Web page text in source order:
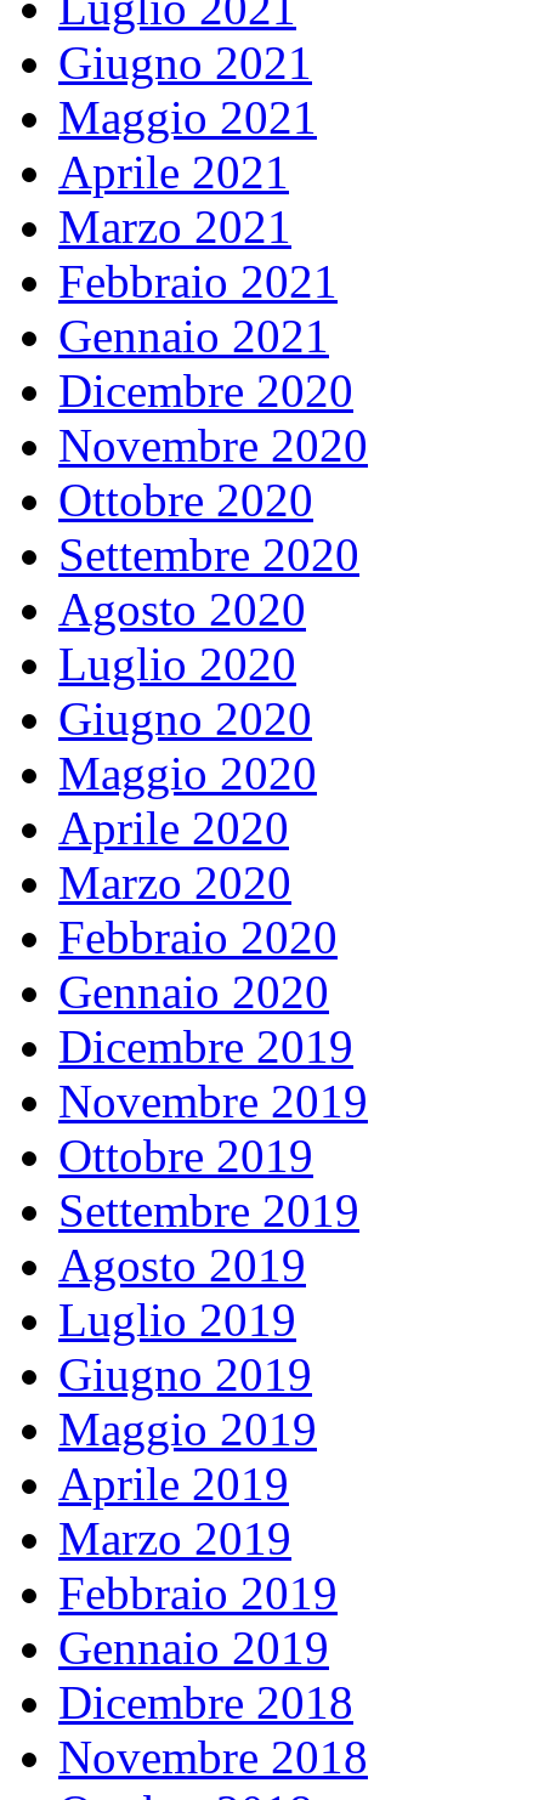
Giugno 2021
Maggio 2021
Aprile 2021
Marzo 2021
Febbraio 2021
Gennaio 2021
Dicembre 2020
Novembre 2020
Ottobre 2020
Settembre 2020
Agosto 2020
Luglio 2020
Giugno 2020
Maggio 2020
Aprile 2020
Marzo 2020
Febbraio 2020
Gennaio 2020
Dicembre 2019
Novembre 2019
Ottobre 2019
Settembre 2019
Agosto 2019
Luglio 2019
Giugno 2019
Maggio 2019
Aprile 2019
Marzo 2019
Febbraio 2019
Gennaio 2019
Dicembre 2018
Novembre 2018